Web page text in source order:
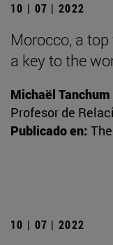
10 | 07 | 2022
Morocco, a
a key to the
Michaël Tanchum
Profesor de
Publicado en:
10 | 07 | 2022